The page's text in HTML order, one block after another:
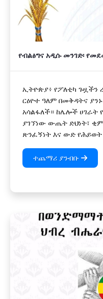
የብልፅግና አዲሱ መንገድ፡
ኢትዮጵያ፥ የፖለቲካ ጉዟችን
ርዕዮተ ዓለም በመቅዳትና
አሳልፋለች። ከሌሎች ሀገራት
ያገኘነው ውጤት ድህነት፣
ጽንፈኝነት እና ውድ
ተጨማሪ ያንብቡ